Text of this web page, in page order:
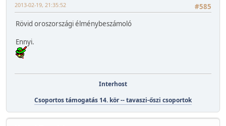
#585
2013-02-19, 21:35:52
Rövid oroszországi élménybeszámoló
Ennyi.
Interhost
Csoportos támogatás 14. kör -- tavaszi-őszi csoportok